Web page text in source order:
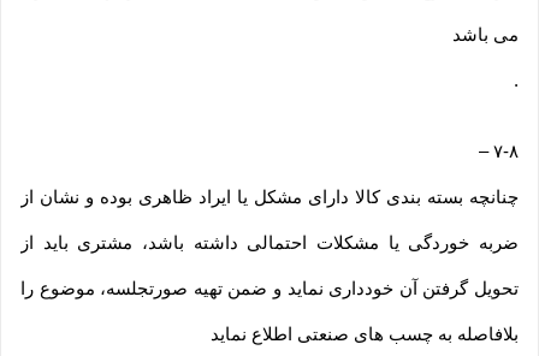
می باشد
.
۷-۸–
چنانچه بسته بندی کالا دارای مشکل یا ایراد ظاهری بوده و نشان از
ضربه خوردگی یا مشکلات احتمالی داشته باشد، مشتری باید از
تحویل گرفتن آن خودداری نماید و ضمن تهیه صورتجلسه، موضوع را
بلافاصله به چسب های صنعتی اطلاع نماید